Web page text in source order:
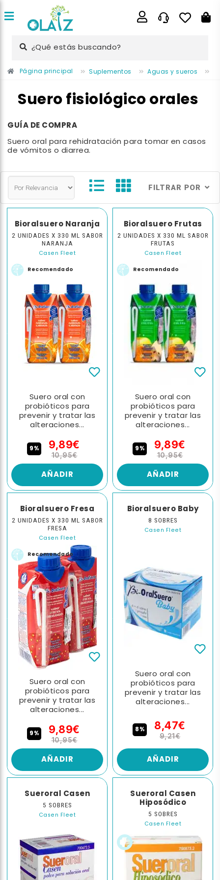
¿Qué estás buscando?
Página principal Suplementos Aguas y sueros
Suero fisiológico orales
GUÍA DE COMPRA
Suero oral para rehidratación para tomar en casos
de vómitos o diarrea.
FILTRAR POR
Bioralsuero Naranja
2 UNIDADES X 330 ML SABOR
NARANJA
Casen Fleet
Recomendado
Suero oral con
probióticos para
prevenir y tratar las
alteraciones...
9% 9,89€
10,95€
AÑADIR
Bioralsuero Frutas
2 UNIDADES X 330 ML SABOR
FRUTAS
Casen Fleet
Recomendado
Suero oral con
probióticos para
prevenir y tratar las
alteraciones...
9% 9,89€
10,95€
AÑADIR
Bioralsuero Fresa
2 UNIDADES X 330 ML SABOR
FRESA
Casen Fleet
Recomendado
Suero oral con
probióticos para
prevenir y tratar las
alteraciones...
9% 9,89€
10,95€
AÑADIR
Bioralsuero Baby
8 SOBRES
Casen Fleet
Suero oral con
probióticos para
prevenir y tratar las
alteraciones...
8% 8,47€
9,21€
AÑADIR
Sueroral Casen
5 SOBRES
Casen Fleet
Sueroral Casen
Hiposódico
5 SOBRES
Casen Fleet